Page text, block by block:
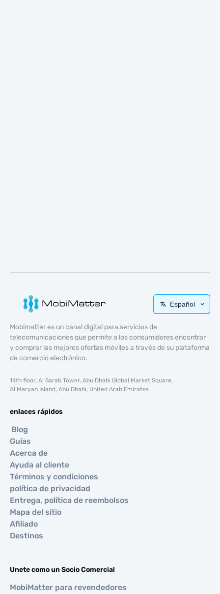
Español
Mobimatter es un canal digital para servicios de
telecomunicaciones que permite a los consumidores encontrar
y comprar las mejores ofertas móviles a través de su plataforma
de comercio electrónico.
14th floor, Al Sarab Tower, Abu Dhabi Global Market Square,
Al Maryah Island, Abu Dhabi, United Arab Emirates
enlaces rápidos
Blog
Guías
Acerca de
Ayuda al cliente
Términos y condiciones
política de privacidad
Entrega, política de reembolsos
Mapa del sitio
Afiliado
Destinos
Unete como un Socio Comercial
MobiMatter para revendedores